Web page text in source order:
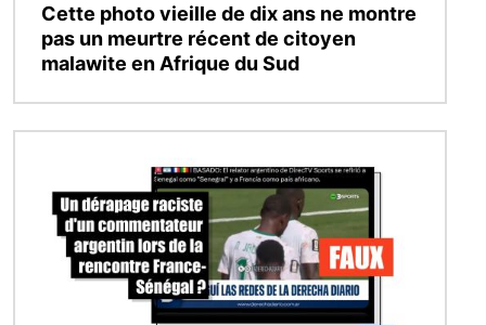
Cette photo vieille de dix ans ne montre
pas un meurtre récent de citoyen
malawite en Afrique du Sud